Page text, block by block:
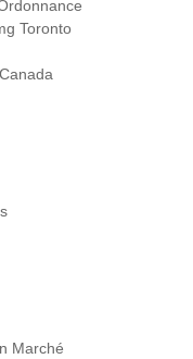
Toronto
Marché